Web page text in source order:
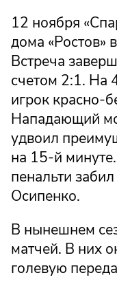
12 ноября
дома «Ростов»
Встреча
счетом 2:1. На
игрок красно-
Нападающий
удвоил
на 15-й
пенальти
Осипенко.
В нынешнем
матчей. В них
голевую